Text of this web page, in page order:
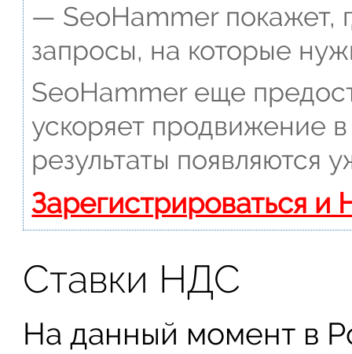
— SeoHammer покажет,
запросы, на которые
SeoHammer еще
ускоряет продвижение
результаты появляются
Зарегистрироваться и
Ставки НДС
На данный момент в